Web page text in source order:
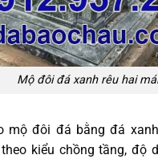
Mộ đôi đá xanh rêu hai mái
mộ đôi đá bằng đá
kiểu chồng tầng, độ